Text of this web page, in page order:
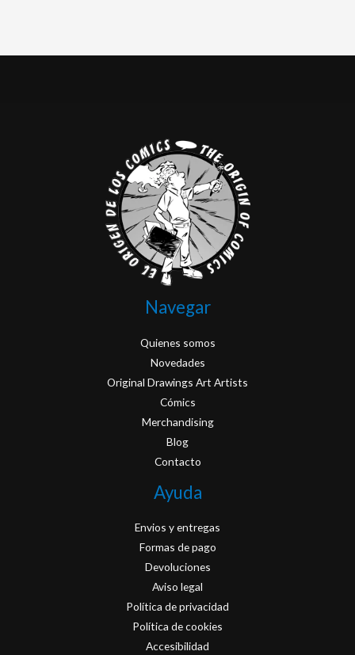
Navegar
Quienes somos
Novedades
Original Drawings Art Artists
Cómics
Merchandising
Blog
Contacto
Ayuda
Envios y entregas
Formas de pago
Devoluciones
Aviso legal
Política de privacidad
Política de cookies
Accesibilidad